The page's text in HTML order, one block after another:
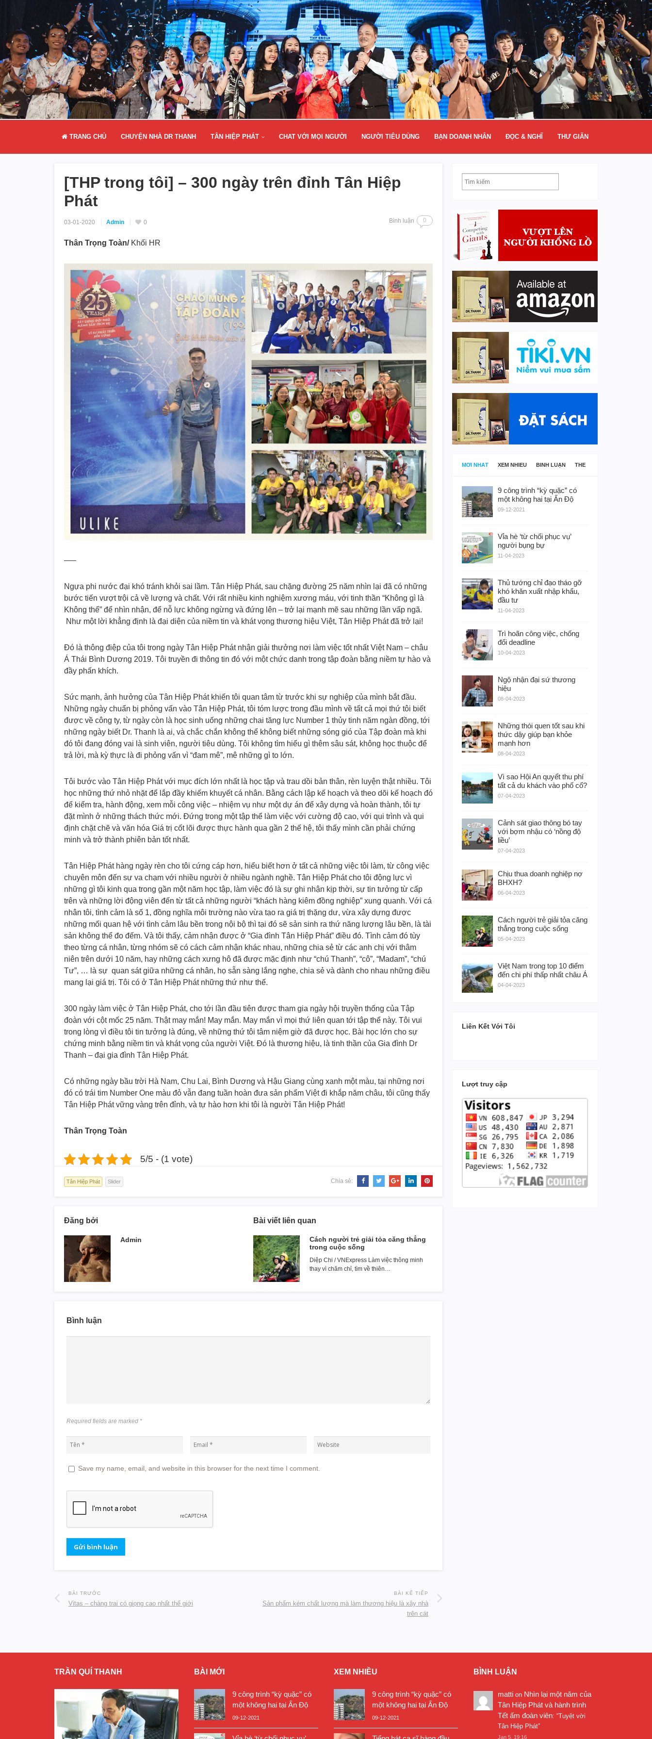
TRANG CHỦ CHUYỆN NHÀ DR THANH TÂN HIỆP PHÁT CHAT VỚI MỌI NGƯỜI NGƯỜI TIÊU DÙNG BẠN DOANH NHÂN ĐỌC & NGHĨ THƯ GIÃN
[THP trong tôi] – 300 ngày trên đỉnh Tân Hiệp
Phát
03-01-2020 Admin 0 Bình luận 0
Thân Trọng Toàn/ Khối HR
—–
Ngựa phi nước đại khó tránh khỏi sai lầm. Tân Hiệp Phát, sau chặng đường 25 năm nhìn lại đã có những
bước tiến vượt trội cả về lượng và chất. Với rất nhiều kinh nghiệm xương máu, với tinh thần “Không gì là
Không thể” để nhìn nhận, để nỗ lực không ngừng và đứng lên – trở lại mạnh mẽ sau những lần vấp ngã.
Như một lời khẳng định là đại diện của niềm tin và khát vọng thương hiệu Việt, Tân Hiệp Phát đã trở lại!
Đó là thông điệp của tôi trong ngày Tân Hiệp Phát nhận giải thưởng nơi làm việc tốt nhất Việt Nam – châu
Á Thái Bình Dương 2019. Tôi truyền đi thông tin đó với một chức danh trong tập đoàn bằng niềm tự hào và
đầy phấn khích.
Sức mạnh, ảnh hưởng của Tân Hiệp Phát khiến tôi quan tâm từ trước khi sự nghiệp của mình bắt đầu.
Những ngày chuẩn bị phỏng vấn vào Tân Hiệp Phát, tôi tóm lược trong đầu mình về tất cả mọi thứ tôi biết
được về công ty, từ ngày còn là học sinh uống những chai tăng lực Number 1 thủy tinh năm ngàn đồng, tới
những ngày biết Dr. Thanh là ai, và chắc chắn không thể không biết những sóng gió của Tập đoàn mà khi
đó tôi đang đóng vai là sinh viên, người tiêu dùng. Tôi không tìm hiểu gì thêm sâu sát, không học thuộc để
trả lời, mà kỳ thực là đi phỏng vấn vì “đam mê”, mê những gì to lớn.
Tôi bước vào Tân Hiệp Phát với mục đích lớn nhất là học tập và trau dồi bản thân, rèn luyện thật nhiều. Tôi
học những thứ nhỏ nhặt để lắp đầy khiếm khuyết cá nhân. Bằng cách lập kế hoạch và theo dõi kế hoạch đó
để kiểm tra, hành động, xem mỗi công việc – nhiệm vụ như một dự án để xây dựng và hoàn thành, tôi tự
đặt mình ở những thách thức mới. Đứng trong một tập thể làm việc với cường độ cao, với qui trình và qui
định chặt chẽ và văn hóa Giá trị cốt lõi được thực hành qua gần 2 thế hệ, tôi thấy mình cần phải chứng
minh và trở thành phiên bản tốt nhất.
Tân Hiệp Phát hàng ngày rèn cho tôi cứng cáp hơn, hiểu biết hơn ở tất cả những việc tôi làm, từ công việc
chuyên môn đến sự va chạm với nhiều người ở nhiều ngành nghề. Tân Hiệp Phát cho tôi động lực vì
những gì tôi kinh qua trong gần một năm học tập, làm việc đó là sự ghi nhận kịp thời, sự tin tưởng từ cấp
trên và những lời động viên đến từ tất cả những người “khách hàng kiêm đồng nghiệp” xung quanh. Với cá
nhân tôi, tình cảm là số 1, đồng nghĩa môi trường nào vừa tạo ra giá trị thặng dư, vừa xây dựng được
những mối quan hệ với tình cảm lâu bền trong nội bộ thì tại đó sẽ sản sinh ra thứ năng lượng lâu bền, là tài
sản không thể đo đếm. Và tôi thấy, cảm nhận được ở “Gia đình Tân Hiệp Phát” điều đó. Tình cảm đó tùy
theo từng cá nhân, từng nhóm sẽ có cách cảm nhận khác nhau, những chia sẻ từ các anh chị với thâm
niên trên dưới 10 năm, hay những cách xưng hô đã được mặc định như “chú Thanh”, “cô”, “Madam”, “chú
Tư”, … là sự quan sát giữa những cá nhân, họ sẵn sàng lắng nghe, chia sẻ và dành cho nhau những điều
mang lại giá trị. Tôi có ở Tân Hiệp Phát những thứ như thế.
300 ngày làm việc ở Tân Hiệp Phát, cho tới lần đầu tiên được tham gia ngày hội truyền thống của Tập
đoàn với cột mốc 25 năm. Thật may mắn! May mắn. May mắn vì mọi thứ liên quan tới tập thể này. Tôi vui
trong lòng vì điều tôi tin tưởng là đúng, về những thứ tôi tâm niệm giờ đã được học. Bài học lớn cho sự
chứng minh bằng niềm tin và khát vọng của người Việt. Đó là thương hiệu, là tinh thần của Gia đình Dr
Thanh – đại gia đình Tân Hiệp Phát.
Có những ngày bầu trời Hà Nam, Chu Lai, Bình Dương và Hậu Giang cùng xanh một màu, tại những nơi
đó có trái tim Number One màu đỏ vẫn đang tuần hoàn đưa sản phẩm Việt đi khắp năm châu, tôi cũng thấy
Tân Hiệp Phát vững vàng trên đỉnh, và tự hào hơn khi tôi là người Tân Hiệp Phát!
Thân Trọng Toàn
5/5 - (1 vote)
Tân Hiệp Phát Slider Chia sẻ:
Đăng bởi
Admin
Bài viết liên quan
Cách người trẻ giải tỏa căng thẳng
trong cuộc sống
Diệp Chi / VNExpress Làm việc thông minh
thay vì chăm chỉ, tìm về thiên…
Bình luận
Required fields are marked *
Save my name, email, and website in this browser for the next time I comment.
BÀI TRƯỚC
Vitas – chàng trai có giọng cao nhất thế giới
BÀI KẾ TIẾP
Sản phẩm kém chất lượng mà làm thương hiệu là xây nhà
trên cát
MỚI NHẤT XEM NHIỀU BÌNH LUẬN THẺ
9 công trình “kỳ quặc” có
một không hai tại Ấn Độ
09-12-2021
Vỉa hè ‘từ chối phục vụ’
người bụng bự
11-04-2023
Thủ tướng chỉ đạo tháo gỡ
khó khăn xuất nhập khẩu,
đầu tư
11-04-2023
Trì hoãn công việc, chống
đối deadline
10-04-2023
Ngộ nhận đại sứ thương
hiệu
08-04-2023
Những thói quen tốt sau khi
thức dậy giúp bạn khỏe
mạnh hơn
08-04-2023
Vì sao Hội An quyết thu phí
tất cả du khách vào phố cổ?
07-04-2023
Cảnh sát giao thông bó tay
với bợm nhậu có ‘nồng độ
liều’
07-04-2023
Chịu thua doanh nghiệp nợ
BHXH?
06-04-2023
Cách người trẻ giải tỏa căng
thẳng trong cuộc sống
05-04-2023
Việt Nam trong top 10 điểm
đến chi phí thấp nhất châu Á
04-04-2023
Liên Kết Với Tôi
Lượt truy cập
TRẦN QUÍ THANH BÀI MỚI
9 công trình “kỳ quặc” có
một không hai tại Ấn Độ
09-12-2021
XEM NHIỀU
9 công trình “kỳ quặc” có
một không hai tại Ấn Độ
09-12-2021
BÌNH LUẬN
matti on Nhìn lại một năm của
Tân Hiệp Phát và hành trình
Tết ấm đoàn viên: “Tuyệt vời
Tân Hiệp Phát”
Jan 5, 19:16